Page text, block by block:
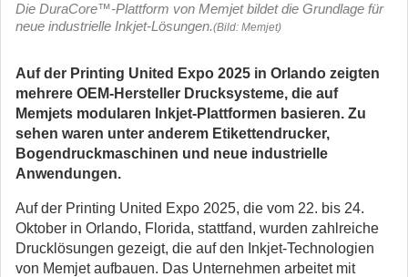
Die DuraCore™-Plattform von Memjet bildet die Grundlage für
neue industrielle Inkjet-Lösungen.(Bild: Memjet)
Auf der Printing United Expo 2025 in Orlando zeigten
mehrere OEM-Hersteller Drucksysteme, die auf
Memjets modularen Inkjet-Plattformen basieren. Zu
sehen waren unter anderem Etikettendrucker,
Bogendruckmaschinen und neue industrielle
Anwendungen.
Auf der Printing United Expo 2025, die vom 22. bis 24.
Oktober in Orlando, Florida, stattfand, wurden zahlreiche
Drucklösungen gezeigt, die auf den Inkjet-Technologien
von Memjet aufbauen. Das Unternehmen arbeitet mit